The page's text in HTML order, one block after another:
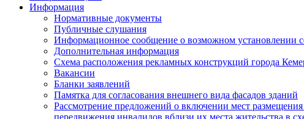
Информация
Нормативные документы
Публичные слушания
Информационное сообщение о возможном установлении
Дополнительная информация
Схема расположения рекламных конструкций города
Вакансии
Бланки заявлений
Памятка для согласования внешнего вида фасадов зданий
Рассмотрение предложений о включении мест
передвижения инвалидов вблизи их места жительства в